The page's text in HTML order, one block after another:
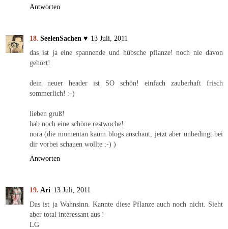
Antworten
SeelenSachen ♥ 13 Juli, 2011
das ist ja eine spannende und hübsche pflanze! noch nie davon
gehört!
dein neuer header ist SO schön! einfach zauberhaft frisch
sommerlich! :-)
lieben gruß!
hab noch eine schöne restwoche!
nora (die momentan kaum blogs anschaut, jetzt aber unbedingt bei
dir vorbei schauen wollte :-) )
Antworten
Ari 13 Juli, 2011
Das ist ja Wahnsinn. Kannte diese Pflanze auch noch nicht. Sieht
aber total interessant aus !
LG